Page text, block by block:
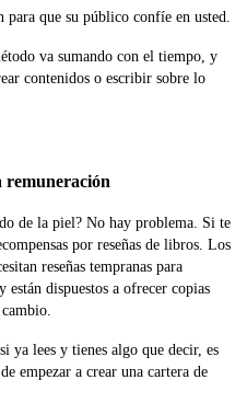
que su público confíe en usted.
va sumando con el tiempo, y
contenidos o escribir sobre lo
remuneración
de la piel? No hay problema. Si te
por reseñas de libros. Los
reseñas tempranas para
dispuestos a ofrecer copias
ya lees y tienes algo que decir, es
empezar a crear una cartera de